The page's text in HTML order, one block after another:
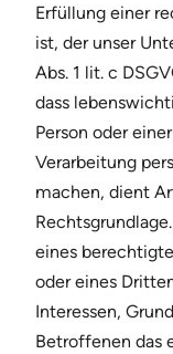
Erfüllung einer
ist, der unser
Abs. 1 lit. c
dass
Person oder
Verarbeitung
machen, dient
eines
oder eines
Interessen,
Betroffenen das